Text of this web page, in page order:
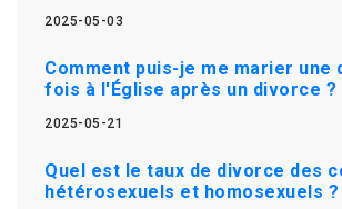
2025-05-03
Comment puis-je me marier une
fois à l'Église après un divorce ?
2025-05-21
Quel est le taux de divorce des
hétérosexuels et homosexuels ?